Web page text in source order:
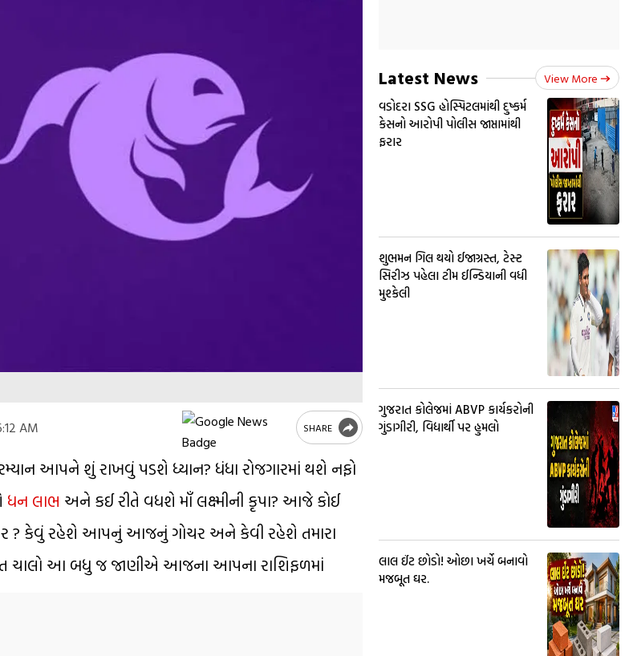
AM SHARE
આપને શું રાખવું પડશે ધ્યાન? ધંધા રોજગારમાં થશે નફો
ધન લાભ અને કઈ રીતે વધશે માઁ લક્ષ્મીની કૃપા? આજે કોઈ
? કેવું રહેશે આપનું આજનું ગોચર અને કેવી રહેશે તમારા
ચાલો આ બધુ જ જાણીએ આજના આપના રાશિફળમાં
Latest News View More
વડોદરા SSG હોસ્પિટલમાંથી દુષ્કર્મ
કેસનો આરોપી પોલીસ જાપ્તામાંથી
ફરાર
શુભમન ગિલ થયો ઈજાગ્રસ્ત, ટેસ્ટ
સિરીઝ પહેલા ટીમ ઈન્ડિયાની વધી
મુશ્કેલી
ગુજરાત કોલેજમાં ABVP કાર્યકરોની
ગુંડાગીરી, વિદ્યાર્થી પર હુમલો
લાલ ઈંટ છોડો! ઓછા ખર્ચે બનાવો
મજબૂત ઘર.